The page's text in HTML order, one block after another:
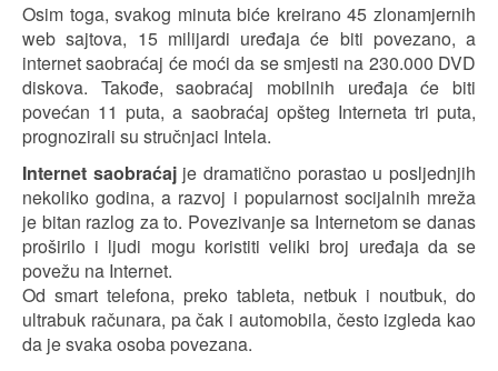
Osim toga, svakog minuta biće kreirano 45 zlonamjernih
web sajtova, 15 milijardi uređaja će biti povezano, a
internet saobraćaj će moći da se smjesti na 230.000 DVD
diskova. Takođe, saobraćaj mobilnih uređaja će biti
povećan 11 puta, a saobraćaj opšteg Interneta tri puta,
prognozirali su stručnjaci Intela.
Internet saobraćajje dramatično porastao u posljednjih
nekoliko godina, a razvoj i popularnost socijalnih mreža
je bitan razlog za to. Povezivanje sa Internetom se danas
proširilo i ljudi mogu koristiti veliki broj uređaja da se
povežu na Internet.
Od smart telefona, preko tableta, netbuk i noutbuk, do
ultrabuk računara, pa čak i automobila, često izgleda kao
da je svaka osoba povezana.